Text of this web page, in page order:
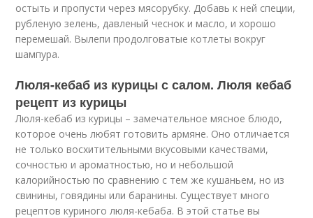
остыть и пропусти через мясорубку. Добавь к ней специи,
рубленую зелень, давленый чеснок и масло, и хорошо
перемешай. Вылепи продолговатые котлеты вокруг
шампура.
Люля-кебаб из курицы с салом. Люля кебаб
рецепт из курицы
Люля-кебаб из курицы – замечательное мясное блюдо,
которое очень любят готовить армяне. Оно отличается
не только восхитительными вкусовыми качествами,
сочностью и ароматностью, но и небольшой
калорийностью по сравнению с тем же кушаньем, но из
свинины, говядины или баранины. Существует много
рецептов куриного люля-кебаба. В этой статье вы